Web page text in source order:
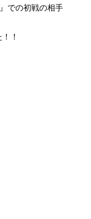
での初戦の相手
！